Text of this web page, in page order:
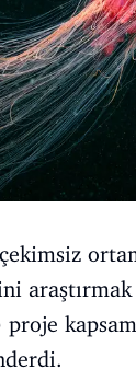
araştırmak